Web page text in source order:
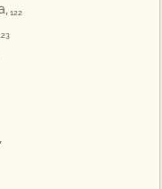
122